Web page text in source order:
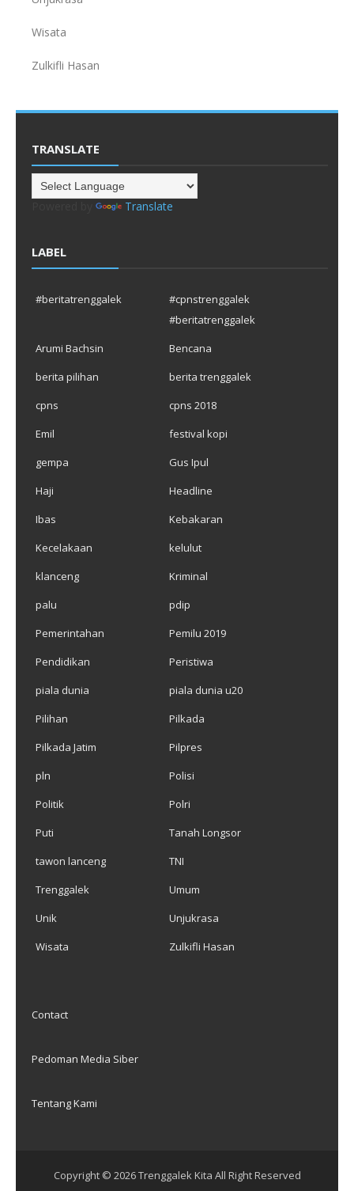
Wisata
Zulkifli Hasan
TRANSLATE
Translate
LABEL
#beritatrenggalek
#cpnstrenggalek
#beritatrenggalek
Arumi Bachsin
Bencana
berita pilihan
berita trenggalek
cpns
cpns 2018
Emil
festival kopi
gempa
Gus Ipul
Haji
Headline
Ibas
Kebakaran
Kecelakaan
kelulut
klanceng
Kriminal
palu
pdip
Pemerintahan
Pemilu 2019
Pendidikan
Peristiwa
piala dunia
piala dunia u20
Pilihan
Pilkada
Pilkada Jatim
Pilpres
pln
Polisi
Politik
Polri
Puti
Tanah Longsor
tawon lanceng
TNI
Trenggalek
Umum
Unik
Unjukrasa
Wisata
Zulkifli Hasan
Contact
Pedoman Media Siber
Tentang Kami
Copyright © 2026Trenggalek Kita All Right Reserved